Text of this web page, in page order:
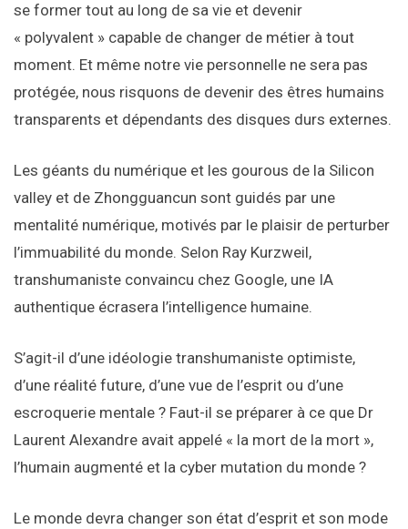
se former tout au long de sa vie et devenir
« polyvalent » capable de changer de métier à tout
moment. Et même notre vie personnelle ne sera pas
protégée, nous risquons de devenir des êtres humains
transparents et dépendants des disques durs externes.
Les géants du numérique et les gourous de la Silicon
valley et de Zhongguancun sont guidés par une
mentalité numérique, motivés par le plaisir de perturber
l’immuabilité du monde. Selon Ray Kurzweil,
transhumaniste convaincu chez Google, une IA
authentique écrasera l’intelligence humaine.
S’agit-il d’une idéologie transhumaniste optimiste,
d’une réalité future, d’une vue de l’esprit ou d’une
escroquerie mentale ? Faut-il se préparer à ce que Dr
Laurent Alexandre avait appelé « la mort de la mort »,
l’humain augmenté et la cyber mutation du monde ?
Le monde devra changer son état d’esprit et son mode